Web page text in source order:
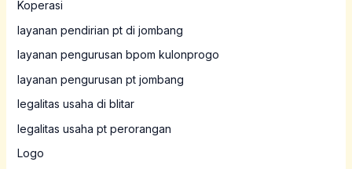
Koperasi
layanan pendirian pt di jombang
layanan pengurusan bpom kulonprogo
layanan pengurusan pt jombang
legalitas usaha di blitar
legalitas usaha pt perorangan
Logo